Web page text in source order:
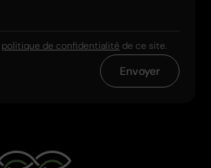
politique de confidentialité de ce site.
Envoyer